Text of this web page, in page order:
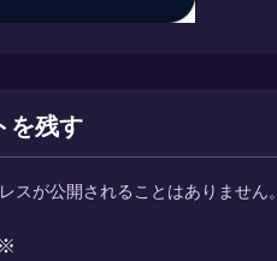
を残す
スが公開されることはありません。
※